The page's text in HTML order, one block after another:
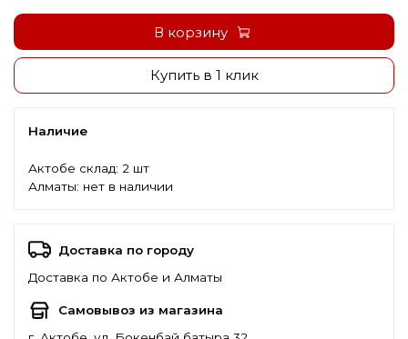
В корзину
Купить в 1 клик
Наличие
Актобе склад: 2 шт
Алматы: нет в наличии
Доставка по городу
Доставка по Актобе и Алматы
Самовывоз из магазина